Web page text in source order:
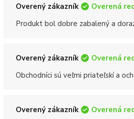
Overený zákazník Overená
Produkt bol dobre zabalený a
Overený zákazník Overená
Obchodníci sú veľmi priateľskí a
Overený zákazník Overená